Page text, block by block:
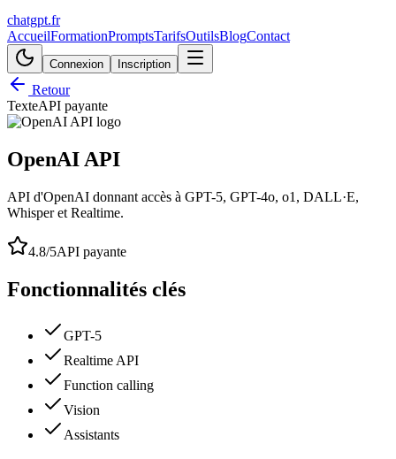
chatgpt.fr
AccueilFormationPromptsTarifsOutilsBlogContact
Connexion Inscription
Retour
TexteAPI payante
OpenAI API
API d'OpenAI donnant accès à GPT-5, GPT-4o, o1, DALL·E,
Whisper et Realtime.
4.8/5API payante
Fonctionnalités clés
GPT-5
Realtime API
Function calling
Vision
Assistants